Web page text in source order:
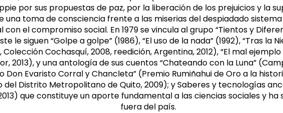
por sus propuestas de paz, por la liberación de los prejuicios y la
una toma de consciencia frente a las miserias del despiadado
el compromiso social. En 1979 se vincula al grupo “Tientos y
le siguen “Golpe a golpe” (1986), “El uso de la nada” (1992), “Tras la
Cochasquí, 2008, reedición, Argentina, 2012), “El mal
2013), y una antología de sus cuentos “Chateando con la Luna”
Don Evaristo Corral y Chancleta” (Premio Rumiñahui de Oro a la
del Distrito Metropolitano de Quito, 2009); y Saberes y tecnologías
que constituye un aporte fundamental a las ciencias sociales y
fuera del país.